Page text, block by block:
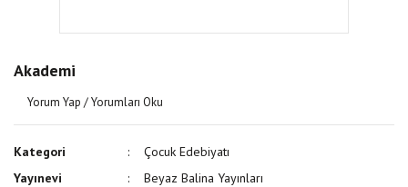
Akademi
Yorum Yap / Yorumları Oku
Kategori
Çocuk Edebiyatı
Yayınevi
Beyaz Balina Yayınları